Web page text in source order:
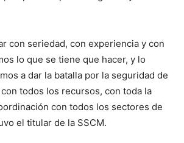
con seriedad, con experiencia y con
lo que se tiene que hacer, y lo
a dar la batalla por la seguridad de
todos los recursos, con toda la
con todos los sectores de
el titular de la SSCM.